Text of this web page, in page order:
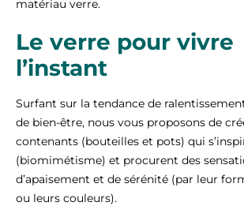
matériau verre.
Le verre pour vivre
l’instant
Surfant sur la tendance de
de bien-être, nous vous proposons de
contenants (bouteilles et pots) qui
(biomimétisme) et procurent des
d’apaisement et de sérénité (par leur
ou leurs couleurs).